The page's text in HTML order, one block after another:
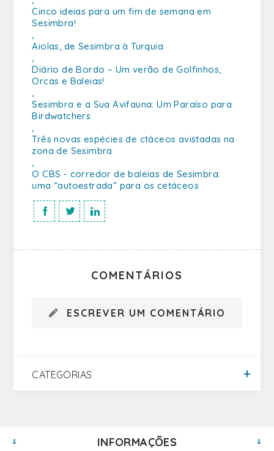
Cinco ideias para um fim de semana em
Sesimbra!
Aiolas, de Sesimbra à Turquia
Diário de Bordo – Um verão de Golfinhos,
Orcas e Baleias!
Sesimbra e a Sua Avifauna: Um Paraíso para
Birdwatchers
Três novas espécies de ctáceos avistadas na
zona de Sesimbra
O CBS - corredor de baleias de Sesimbra:
uma “autoestrada” para os cetáceos
COMENTÁRIOS
ESCREVER UM COMENTÁRIO
CATEGORIAS
INFORMAÇÕES